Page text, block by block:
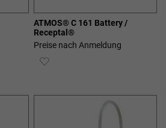
ATMOS® C 161 Battery /
Receptal®
Preise nach Anmeldung
ZUR